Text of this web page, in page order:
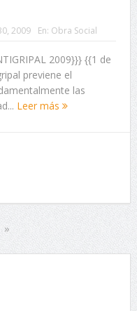
2009 En: Obra Social
2009}}} {{1 de
previene el
las
Leer más
»